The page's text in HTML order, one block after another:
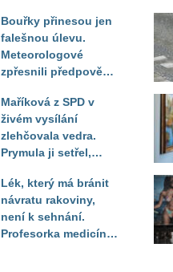
Bouřky přinesou jen
falešnou úlevu.
Meteorologové
zpřesnili předpověď
horkého počasí
Maříková z SPD v
živém vysílání
zlehčovala vedra.
Prymula ji setřel,
číslo
Lék, který má bránit
návratu rakoviny,
není k sehnání.
Profesorka medicíny